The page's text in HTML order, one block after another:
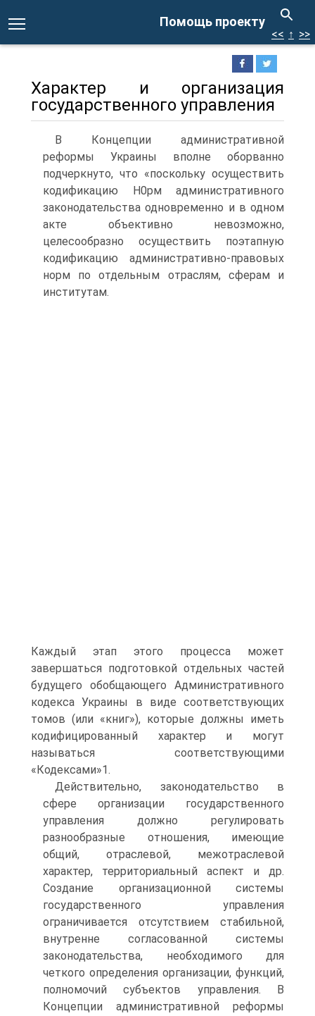
Помощь проекту
<< ↑ >>
Характер и организация
государственного управления
В Концепции административной
реформы Украины вполне оборванно
подчеркнуто, что «поскольку осуществить
кодификацию Н0рм административного
законодательства одновременно и в одном
акте объективно невозможно,
целесообразно осуществить поэтапную
кодификацию административно-правовых
норм по отдельным отраслям, сферам и
институтам.
Каждый этап этого процесса может
завершаться подготовкой отдельных частей
будущего обобщающего Административного
кодекса Украины в виде соответствующих
томов (или «книг»), которые должны иметь
кодифицированный характер и могут
называться соответствующими
«Кодексами»1.
Действительно, законодательство в
сфере организации государственного
управления должно регулировать
разнообразные отношения, имеющие
общий, отраслевой, межотраслевой
характер, территориальный аспект и др.
Создание организационной системы
государственного управления
ограничивается отсутствием стабильной,
внутренне согласованной системы
законодательства, необходимого для
четкого определения организации, функций,
полномочий субъектов управления. В
Концепции административной реформы